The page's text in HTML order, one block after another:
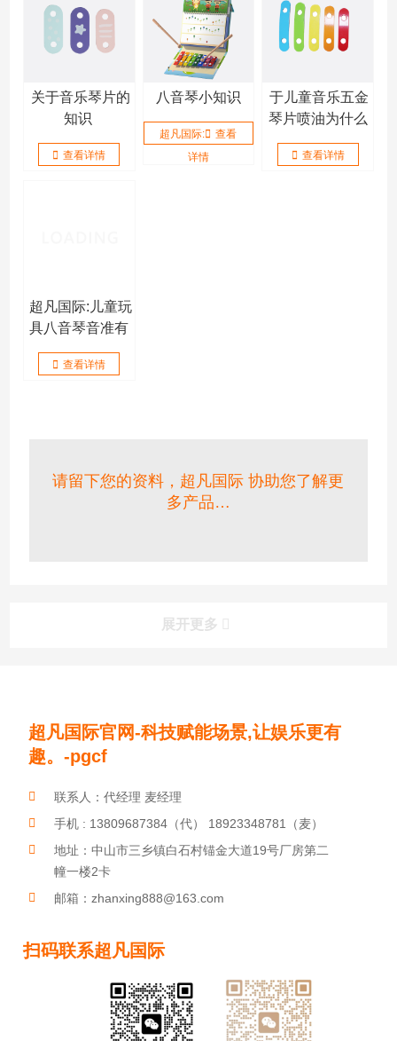
关于音乐琴片的
知识
查看详情
八音琴小知识
超凡国际:
查看
详情
于儿童音乐五金
琴片喷油为什么
比喷粉好
查看详情
超凡国际:儿童玩
具八音琴音准有
多重要
查看详情
请留下您的资料，超凡国际 协助您了解更
多产品…
展开更多
玩具发音琴片
超凡国际:劳动光荣，平凡亦有光！
超凡国际官网-科技赋能场景,让娱乐更有
趣。-pgcf
联系人：代经理 麦经理
手机 : 13809687384（代） 18923348781（麦）
地址：中山市三乡镇白石村锚金大道19号厂房第二
幢一楼2卡
邮箱：zhanxing888@163.com
扫码联系超凡国际